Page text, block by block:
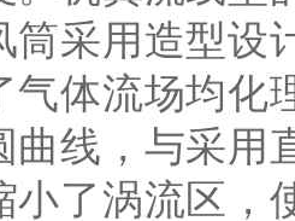
筒采用造型设
气体流场均化
曲线，与采用
小了涡流区，